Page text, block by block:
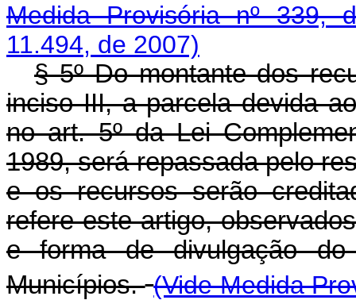
Medida Provisória nº 339,
11.494, de 2007)
§ 5º Do montante dos
inciso III, a parcela devida
no art. 5º da Lei
1989, será repassada pelo
e os recursos serão
refere este artigo,
e forma de divulgação do
Municípios. (Vide Medida